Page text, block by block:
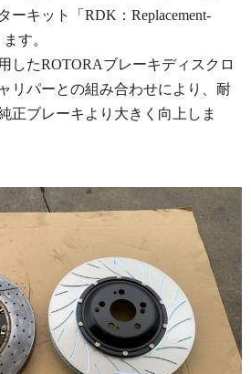
ーキット「RDK：Replacement-
す。
したROTORAブレーキディスクロ
リパーとの組み合わせにより、耐
正ブレーキより大きく向上しま